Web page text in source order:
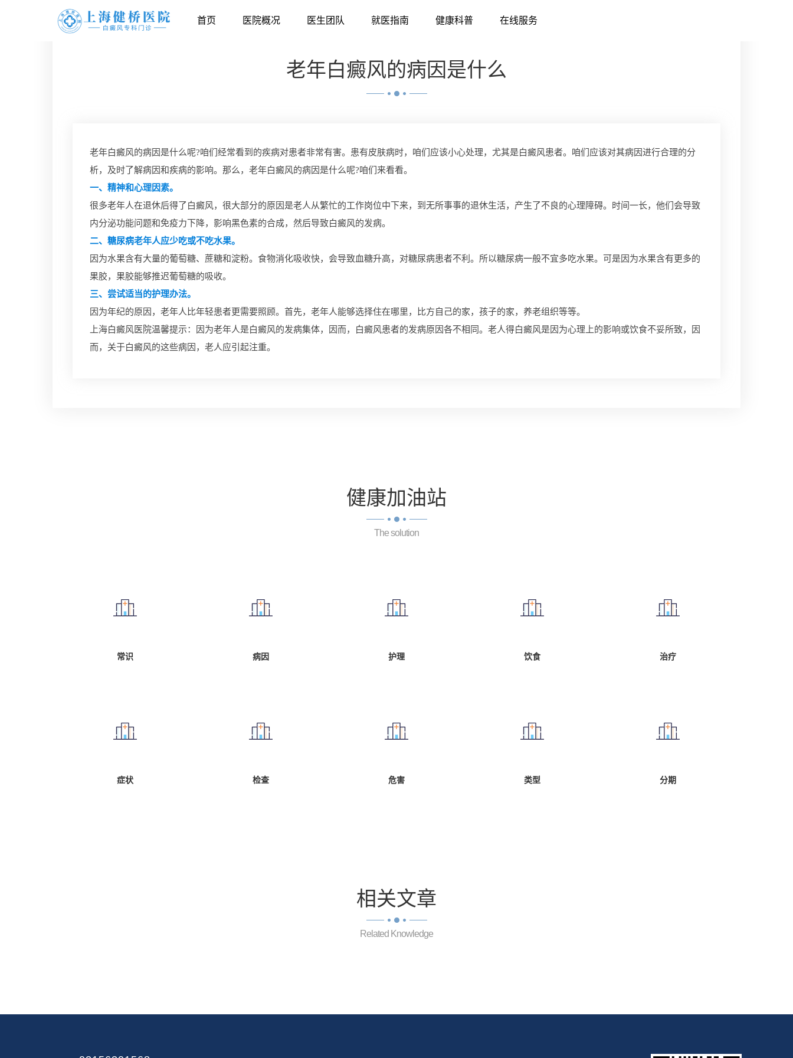
首页 医院概况 医生团队 就医指南 健康科普 在线服务
老年白癜风的病因是什么
老年白癜风的病因是什么呢?咱们经常看到的疾病对患者非常有害。患有皮肤病时，咱们应该小心处理，尤其是白癜风患者。咱们应该对其病因进行合理的分
析，及时了解病因和疾病的影响。那么，老年白癜风的病因是什么呢?咱们来看看。
一、精神和心理因素。
很多老年人在退休后得了白癜风，很大部分的原因是老人从繁忙的工作岗位中下来，到无所事事的退休生活，产生了不良的心理障碍。时间一长，他们会导致
内分泌功能问题和免疫力下降，影响黑色素的合成，然后导致白癜风的发病。
二、糖尿病老年人应少吃或不吃水果。
因为水果含有大量的葡萄糖、蔗糖和淀粉。食物消化吸收快，会导致血糖升高，对糖尿病患者不利。所以糖尿病一般不宜多吃水果。可是因为水果含有更多的
果胶，果胶能够推迟葡萄糖的吸收。
三、尝试适当的护理办法。
因为年纪的原因，老年人比年轻患者更需要照顾。首先，老年人能够选择住在哪里，比方自己的家，孩子的家，养老组织等等。
上海白癜风医院温馨提示：因为老年人是白癜风的发病集体，因而，白癜风患者的发病原因各不相同。老人得白癜风是因为心理上的影响或饮食不妥所致，因
而，关于白癜风的这些病因，老人应引起注重。
健康加油站
The solution
常识 病因 护理 饮食 治疗
症状 检查 危害 类型 分期
相关文章
Related Knowledge